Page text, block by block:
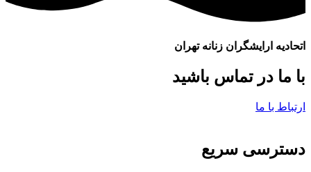
اتحادیه ارایشگران زنانه تهران
با ما در تماس باشید
ارتباط با ما
دسترسی سریع